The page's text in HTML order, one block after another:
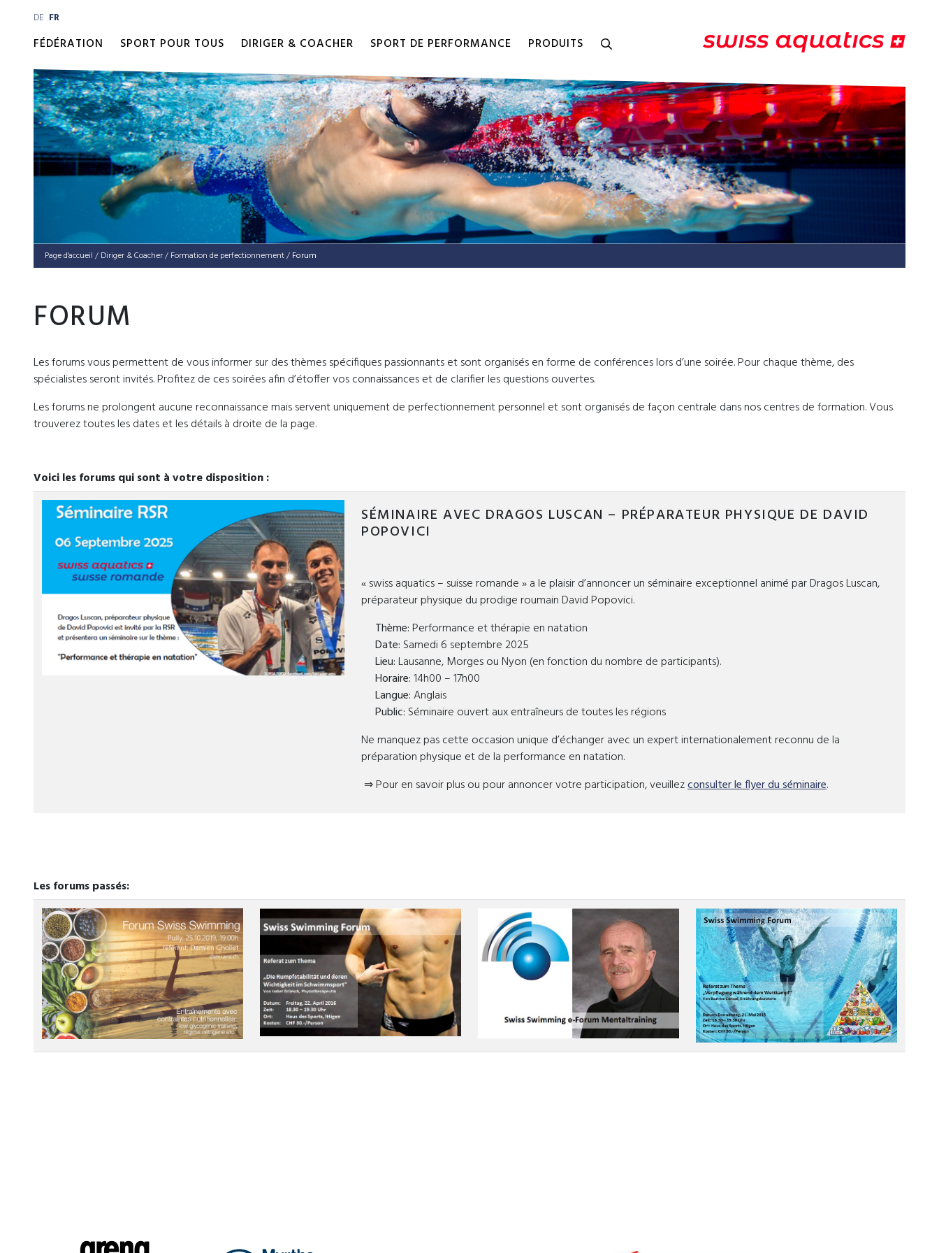
DE FR
FÉDÉRATION SPORT POUR TOUS DIRIGER & COACHER SPORT DE PERFORMANCE PRODUITS
Page d'accueil / Diriger & Coacher/ For­ma­tion de perfectionnement/ Forum
FORUM
Les forums vous permettent de vous informer sur des thèmes spécifiques passionnants et sont organisés en forme de conférences lors d’une soirée. Pour chaque thème, des
spécialistes seront invités. Profitez de ces soirées afin d’étoffer vos connaissances et de clarifier les questions ouvertes.
Les forums ne prolongent aucune reconnaissance mais servent uniquement de perfectionnement personnel et sont organisés de façon centrale dans nos centres de formation. Vous
trouverez toutes les dates et les détails à droite de la page.
Voici les forums qui sont à votre disposition :
SÉMINAIRE AVEC DRAGOS LUSCAN – PRÉPARATEUR PHYSIQUE DE DAVID
POPOVICI
« swiss aquatics – suisse romande » a le plaisir d’annoncer un séminaire exceptionnel animé par Dragos Luscan,
préparateur physique du prodige roumain David Popovici.
Thème:Performance et thérapie en natation
Date: Samedi 6 septembre 2025
Lieu:Lausanne, Morges ou Nyon (en fonction du nombre de participants).
Horaire:14h00 – 17h00
Langue:Anglais
Public: Séminaire ouvert aux entraîneurs de toutes les régions
Ne manquez pas cette occasion unique d’échanger avec un expert internationalement reconnu de la
préparation physique et de la performance en natation.
⇒Pour en savoir plus ou pour annoncer votre participation, veuillezconsulter le flyer du séminaire.
Les forums passés: